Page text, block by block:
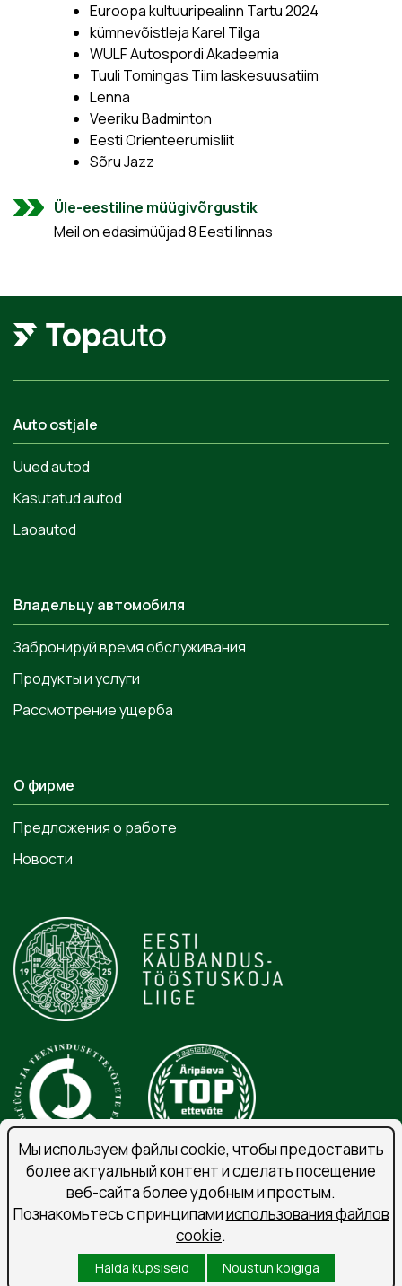
Euroopa kultuuripealinn Tartu 2024
kümnevõistleja Karel Tilga
WULF Autospordi Akadeemia
Tuuli Tomingas Tiim laskesuusatiim
Lenna
Veeriku Badminton
Eesti Orienteerumisliit
Sõru Jazz
Üle-eestiline müügivõrgustik
Meil on edasimüüjad 8 Eesti linnas
Auto ostjale
Uued autod
Kasutatud autod
Laoautod
Владельцу автомобиля
Забронируй время обслуживания
Продукты и услуги
Рассмотрение ущерба
О фирме
Предложения о работе
Новости
Порядок обработки личных данных
Подпишитесь на рассылку
Мы используем файлы cookie, чтобы предоставить
более актуальный контент и сделать посещение
веб-сайта более удобным и простым.
Познакомьтесь с принципамииспользования файлов
cookie.
Halda küpsiseid Nõustun kõigiga